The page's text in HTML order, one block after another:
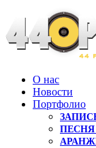
О нас
Новости
Портфолио